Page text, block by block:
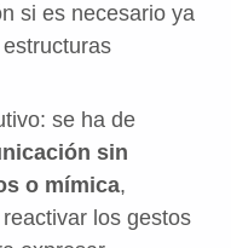
si es necesario ya
se ha de
sin
o mímica,
los gestos